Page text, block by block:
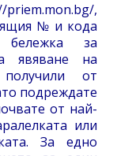
,
№ и кода
за
явяване на
от
подреждате
от най-
или
За едно